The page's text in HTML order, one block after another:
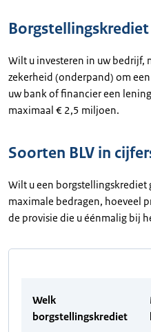
Borgstellingskrediet
Wilt u investeren in uw bedrijf,
zekerheid (onderpand) om
uw bank of financier een
maximaal € 2,5 miljoen.
Soorten BLV in
Wilt u een borgstellingskrediet
maximale bedragen, hoeveel
de provisie die u éénmalig bij
Welk
borgstellingskrediet